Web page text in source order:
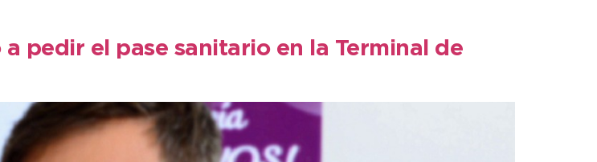
pedir el pase sanitario en la Terminal de